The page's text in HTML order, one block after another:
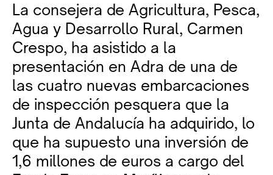
La consejera de Agricultura, Pesca,
Agua y Desarrollo Rural, Carmen
Crespo, ha asistido a la
presentación en Adra de una de
las cuatro nuevas embarcaciones
de inspección pesquera que la
Junta de Andalucía ha adquirido, lo
que ha supuesto una inversión de
1,6 millones de euros a cargo del